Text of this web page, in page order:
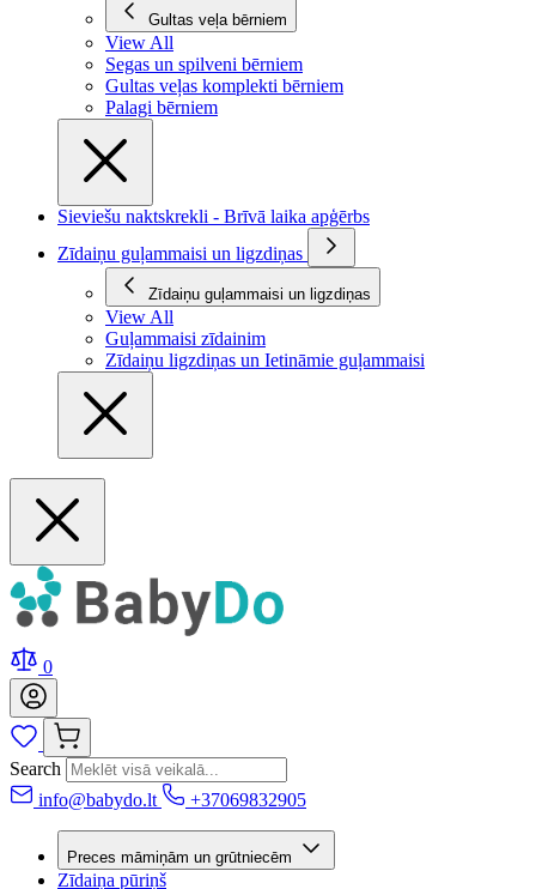
Gultas veļa bērniem
View All
Segas un spilveni bērniem
Gultas veļas komplekti bērniem
Palagi bērniem
Sieviešu naktskrekli - Brīvā laika apģērbs
Zīdaiņu guļammaisi un ligzdiņas
Zīdaiņu guļammaisi un ligzdiņas
View All
Guļammaisi zīdainim
Zīdaiņu ligzdiņas un Ietināmie guļammaisi
0
Search
info@babydo.lt
+37069832905
Preces māmiņām un grūtniecēm
Zīdaiņa pūriņš